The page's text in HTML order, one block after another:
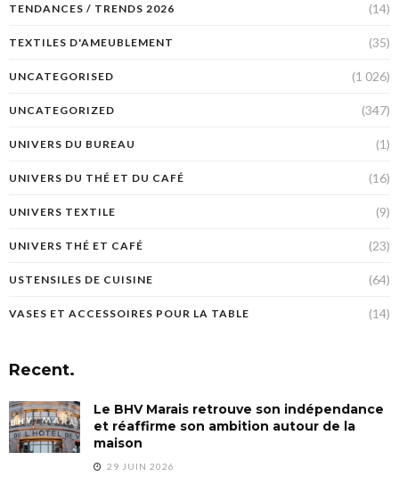
TENDANCES / TRENDS 2026 (14)
TEXTILES D'AMEUBLEMENT (35)
UNCATEGORISED (1 026)
UNCATEGORIZED (347)
UNIVERS DU BUREAU (1)
UNIVERS DU THÉ ET DU CAFÉ (16)
UNIVERS TEXTILE (9)
UNIVERS THÉ ET CAFÉ (23)
USTENSILES DE CUISINE (64)
VASES ET ACCESSOIRES POUR LA TABLE (14)
Recent.
Le BHV Marais retrouve son indépendance
et réaffirme son ambition autour de la
maison
29 JUIN 2026